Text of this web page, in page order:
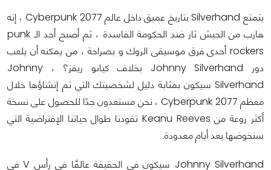
يتمتع Silverhand بتاريخ عميق داخل عالم Cyberpunk 2077 ، إنه
هارب من الجيش ثار ضد الحكومة الفاسدة ، ثم أصبح أحد الـ punk
rockers أحدى فرق موسيقى الروك و بصراحة ، من يمكنه أن يلعب
دور Johnny Silverhand بخلاف كيانو ريفز؟ ، Johnny
Silverhand سيكون بمثابة دليل لشخصيتك التي تم إنشاؤها خلال
معظم Cyberpunk 2077 ، نحن مستعدون جدًا للحصول على نسخة
أكثر روعة من Keanu Reeves تقودنا طوال حياتنا الإفتراضية التي
سنخوضها بعد أيام معدودة.
Johnny Silverhand سيكون في الحقيقة عالقًا في رأس V في